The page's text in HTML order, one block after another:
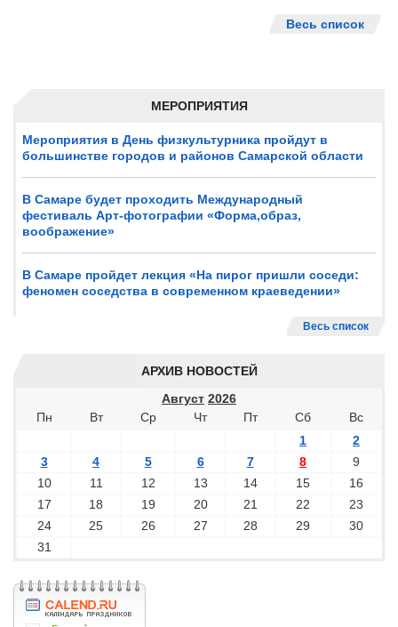
МЕРОПРИЯТИЯ
Мероприятия в День физкультурника пройдут в
большинстве городов и районов Самарской области
В Самаре будет проходить Международный
фестиваль Арт-фотографии «Форма,образ,
воображение»
В Самаре пройдет лекция «На пирог пришли соседи:
феномен соседства в современном краеведении»
Весь список
АРХИВ НОВОСТЕЙ
Август 2026
Пн
Вт Ср Чт Пт Сб
Вс
1
2
3
4 5 6 7 8
9
10
11 12 13 14 15
16
17
18 19 20 21 22
23
24
25 26 27 28 29
30
31
Весь список